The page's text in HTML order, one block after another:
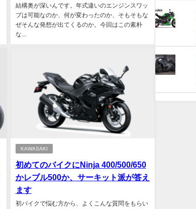
結構奥が深いんです。年式違いのエンジンスワッ
プは可能なのか、何が変わったのか、そもそもな
ぜそんな発想が出てくるのか。今回はこの素朴
な...
KAWASAKI
初めてのバイクにNinja 400/500/650
かレブル500か、サーキット派が答え
ます
初バイクで悩む方から、よくこんな質問をもらい